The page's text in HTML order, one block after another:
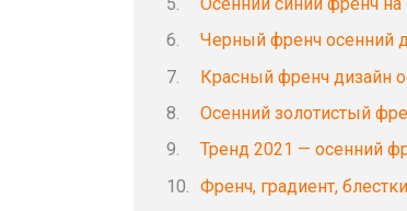
Черный френч осенний
Красный френч дизайн
Осенний золотистый
Тренд 2021 — осенний
Френч, градиент,